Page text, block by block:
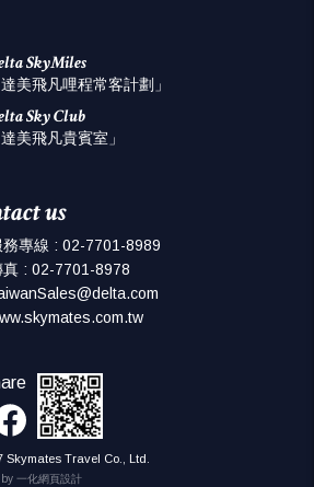
SkyMiles
達美飛凡哩程常客計劃」
Sky Club
達美飛凡貴賓室」
us
務專線 : 02-7701-8989
真 : 02-7701-8978
Skymates Travel Co., Ltd.
by 一化網頁設計